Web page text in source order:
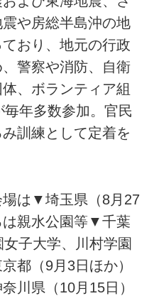
や房総半島沖の地
おり、地元の行政
警察や消防、自衛
、ボランティア組
年多数参加。官民
訓練として定着を
場は▼埼玉県（8月27
は親水公園等▼千葉
子大学、川村学園
都（9月3日ほか）
川県（10月15日）